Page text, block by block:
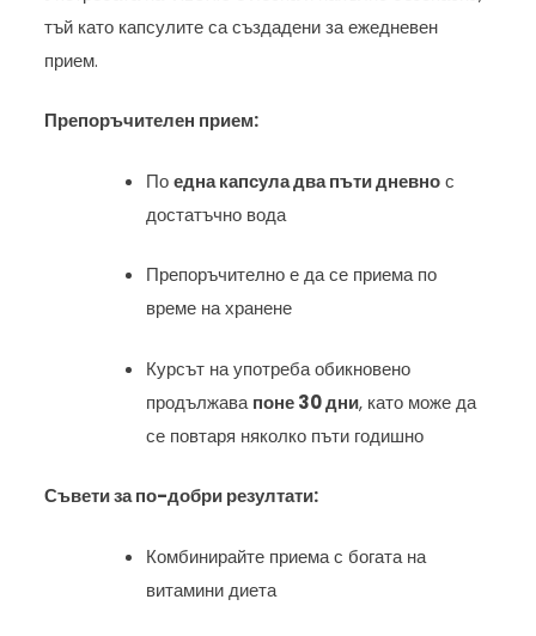
тъй като капсулите са създадени за ежедневен
прием.
Препоръчителен прием:
Поедна капсула два пъти дневнос
достатъчно вода
Препоръчително е да се приема по
време на хранене
Курсът на употреба обикновено
продължавапоне 30 дни, като може да
се повтаря няколко пъти годишно
Съвети за по-добри резултати:
Комбинирайте приема с богата на
витамини диета